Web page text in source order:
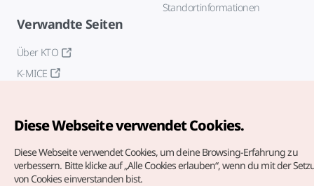
Standortinformationen
Verwandte Seiten
Über KTO
K-MICE
Diese Webseite verwendet Cookies.
Diese Webseite verwendet Cookies, um deine Browsing-Erfahrung zu
verbessern. Bitte klicke auf „Alle Cookies erlauben“, wenn du mit der
von Cookies einverstanden bist.